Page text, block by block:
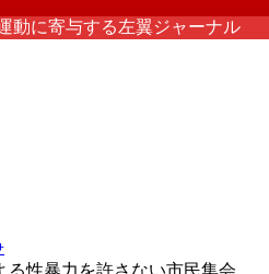
動に寄与する左翼ジャーナル
る性暴力を許さない市民集会